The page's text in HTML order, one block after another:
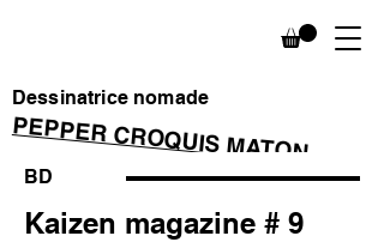
Dessinatrice nomade
PEPPER CROQUIS MATON
BD
Kaizen magazine # 9